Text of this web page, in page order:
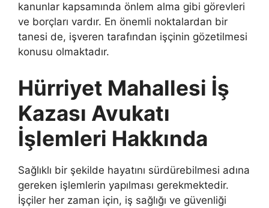
kanunlar kapsamında önlem alma gibi görevleri
ve borçları vardır. En önemli noktalardan bir
tanesi de, işveren tarafından işçinin gözetilmesi
konusu olmaktadır.
Hürriyet Mahallesi İş
Kazası Avukatı
İşlemleri Hakkında
Sağlıklı bir şekilde hayatını sürdürebilmesi adına
gereken işlemlerin yapılması gerekmektedir.
İşçiler her zaman için, iş sağlığı ve güvenliği